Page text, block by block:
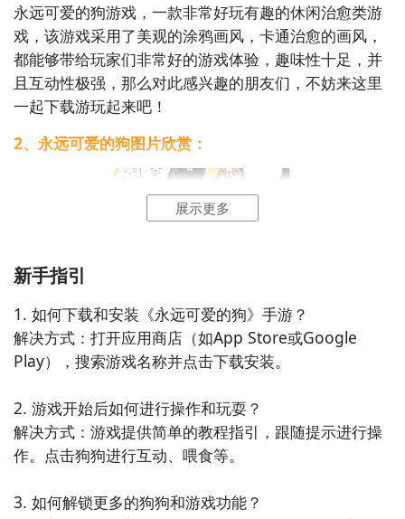
方法二： 下载九游APP，订阅永远可爱的狗的开测提醒
步骤2：进入APP搜索“永远可爱的狗”，订阅后可及时接
受活动,礼包,开测和开放下载的提醒；
九游APP
刷好游 上九游
永远可爱的狗游戏，一款非常好玩有趣的休闲治愈类游
戏，该游戏采用了美观的涂鸦画风，卡通治愈的画风，
都能够带给玩家们非常好的游戏体验，趣味性十足，并
且互动性极强，那么对此感兴趣的朋友们，不妨来这里
一起下载游玩起来吧！
2、永远可爱的狗图片欣赏：
展示更多
新手指引
1. 如何下载和安装《永远可爱的狗》手游？
解决方式：打开应用商店（如App Store或Google
Play），搜索游戏名称并点击下载安装。
2. 游戏开始后如何进行操作和玩耍？
解决方式：游戏提供简单的教程指引，跟随提示进行操
作。点击狗狗进行互动、喂食等。
3. 如何解锁更多的狗狗和游戏功能？